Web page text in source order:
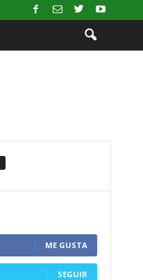
ME GUSTA
SEGUIR